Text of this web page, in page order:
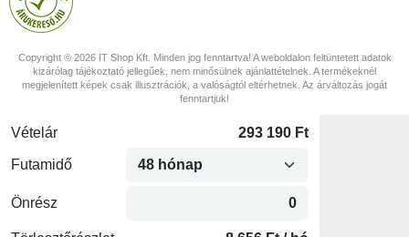
Copyright © 2026 IT Shop Kft. Minden jog fenntartva! A weboldalon feltüntetett adatok
kizárólag tájékoztató jellegűek, nem minősülnek ajánlattételnek. A termékeknél
megjelenített képek csak illusztrációk, a valóságtól eltérhetnek. Az árváltozás jogát
fenntartjuk!